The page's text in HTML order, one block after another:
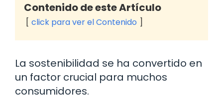
Contenido de este Artículo
click para ver el Contenido
La sostenibilidad se ha convertido en
un factor crucial para muchos
consumidores.